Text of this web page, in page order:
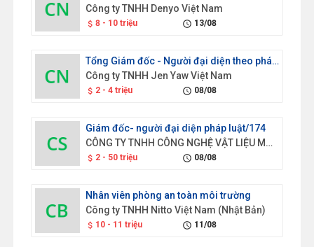
Công ty TNHH Denyo Việt Nam
attach_money 8 - 10 triệu schedule 13/08
Tổng Giám đốc - Người đại diện theo pháp luật/174
Công ty TNHH Jen Yaw Việt Nam
attach_money 2 - 4 triệu schedule 08/08
Giám đốc- người đại diện pháp luật/174
CÔNG TY TNHH CÔNG NGHỆ VẬT LIỆU MỚI GOLD SEN
attach_money 2 - 50 triệu schedule 08/08
Nhân viên phòng an toàn môi trường
Công ty TNHH Nitto Việt Nam (Nhật Bản)
attach_money 10 - 11 triệu schedule 11/08